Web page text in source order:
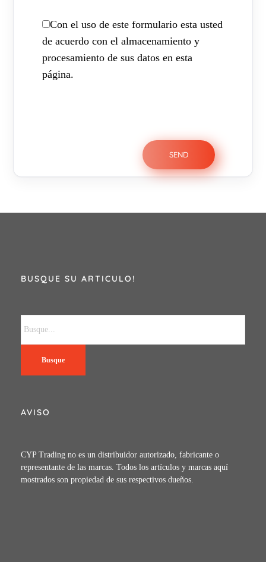
Con el uso de este formulario esta usted
de acuerdo con el almacenamiento y
procesamiento de sus datos en esta
página.
BUSQUE SU ARTICULO!
Busque
AVISO
CYP Trading no es un distribuidor autorizado, fabricante o
representante de las marcas. Todos los artículos y marcas aquí
mostrados son propiedad de sus respectivos dueños.